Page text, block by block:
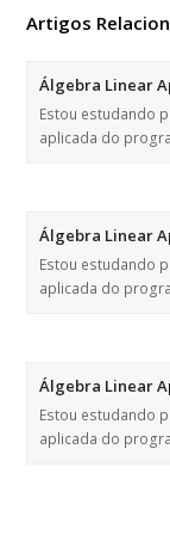
Artigos
Álgebra Linear
Estou estudando
aplicada do
Álgebra Linear
Estou estudando
aplicada do
Álgebra Linear
Estou estudando
aplicada do